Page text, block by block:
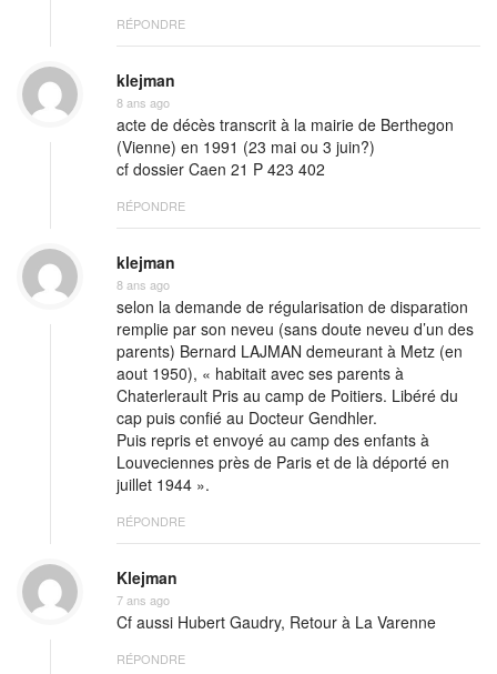
RÉPONDRE
klejman
8 ans ago
acte de décès transcrit à la mairie de Berthegon
(Vienne) en 1991 (23 mai ou 3 juin?)
cf dossier Caen 21 P 423 402
RÉPONDRE
klejman
8 ans ago
selon la demande de régularisation de disparation
remplie par son neveu (sans doute neveu d’un des
parents) Bernard LAJMAN demeurant à Metz (en
aout 1950), « habitait avec ses parents à
Chaterlerault Pris au camp de Poitiers. Libéré du
cap puis confié au Docteur Gendhler.
Puis repris et envoyé au camp des enfants à
Louveciennes près de Paris et de là déporté en
juillet 1944 ».
RÉPONDRE
Klejman
7 ans ago
Cf aussi Hubert Gaudry, Retour à La Varenne
RÉPONDRE